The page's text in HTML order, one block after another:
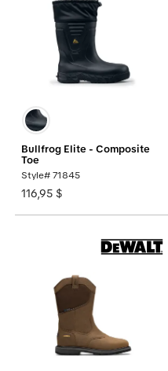
Bullfrog Elite - Composite
Toe
Style# 71845
116,95 $